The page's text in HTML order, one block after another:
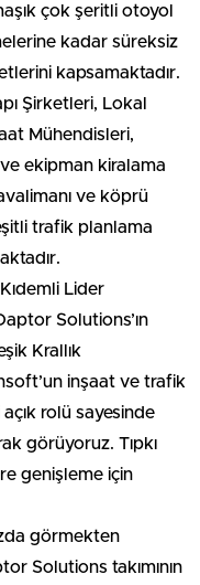
çok şeritli otoyol
kadar süreksiz
kapsamaktadır.
Şirketleri, Lokal
Mühendisleri,
ekipman kiralama
ve köprü
trafik planlama
Lider
Solutions’ın
Krallık
inşaat ve trafik
rolü sayesinde
görüyoruz. Tıpkı
genişleme için
görmekten
Solutions takımının